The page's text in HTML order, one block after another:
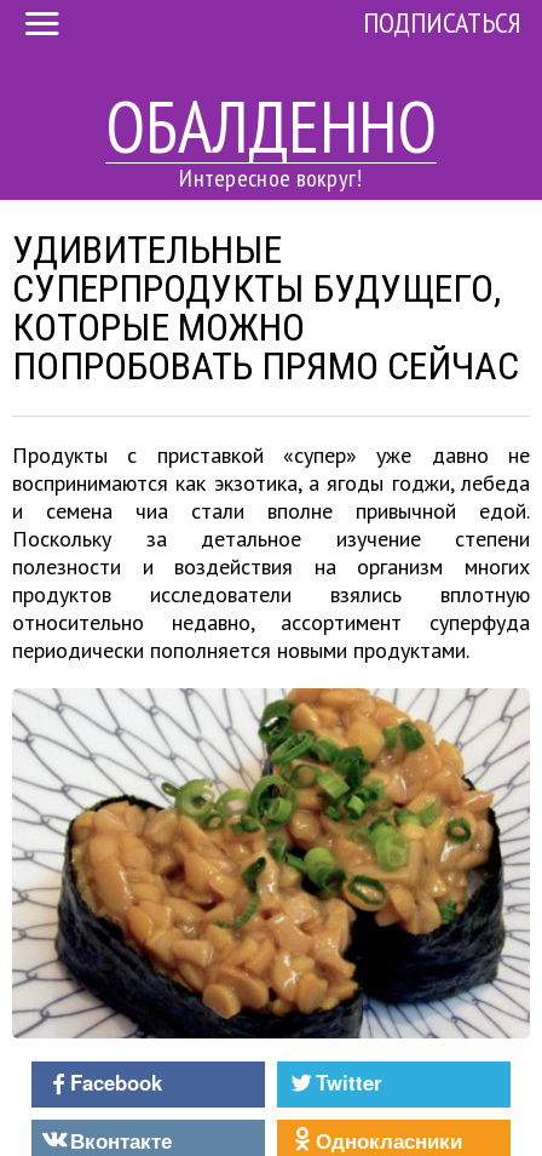
ОБАЛДЕННО
Интересное вокруг!
ПОДПИСАТЬСЯ
УДИВИТЕЛЬНЫЕ
СУПЕРПРОДУКТЫ БУДУЩЕГО,
КОТОРЫЕ МОЖНО
ПОПРОБОВАТЬ ПРЯМО СЕЙЧАС
Продукты с приставкой «супер» уже давно не
воспринимаются как экзотика, а ягоды годжи, лебеда
и семена чиа стали вполне привычной едой.
Поскольку за детальное изучение степени
полезности и воздействия на организм многих
продуктов исследователи взялись вплотную
относительно недавно, ассортимент суперфуда
периодически пополняется новыми продуктами.
Facebook
Twitter
Вконтакте
Однокласники